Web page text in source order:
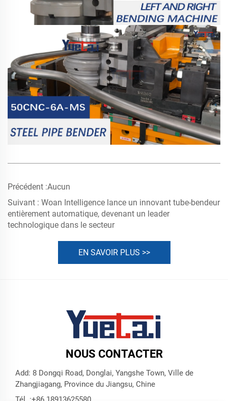
Précédent :Aucun
Suivant : Woan Intelligence lance un innovant tube-bendeur
entièrement automatique, devenant un leader
technologique dans le secteur
EN SAVOIR PLUS >>
NOUS CONTACTER
Add: 8 Dongqi Road, Donglai, Yangshe Town, Ville de
Zhangjiagang, Province du Jiangsu, Chine